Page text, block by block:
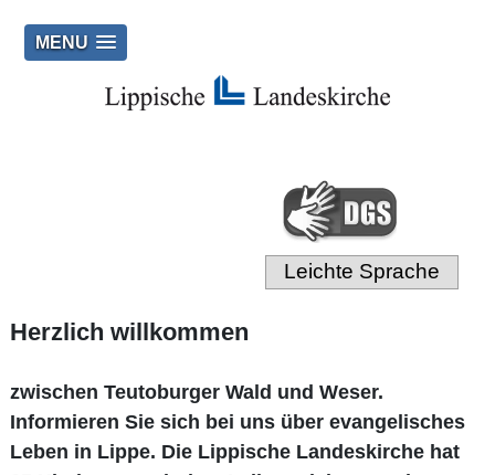
MENU
Leichte Sprache
Herzlich willkommen
zwischen Teutoburger Wald und Weser.
Informieren Sie sich bei uns über evangelisches
Leben in Lippe. Die Lippische Landeskirche hat